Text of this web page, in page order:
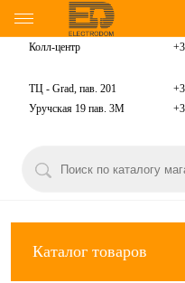
Колл-центр
ТЦ - Grad, пав. 201
Уручская 19 пав. 3М
Каталог товаров